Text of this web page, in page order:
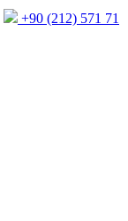
+90 (212) 571 71